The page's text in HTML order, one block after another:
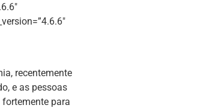
recentemente
e as pessoas
para